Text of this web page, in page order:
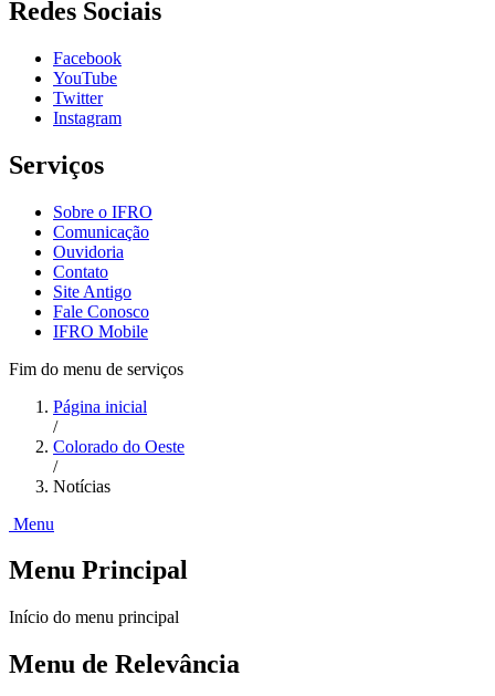
Redes Sociais
Facebook
YouTube
Twitter
Instagram
Serviços
Sobre o IFRO
Comunicação
Ouvidoria
Contato
Site Antigo
Fale Conosco
IFRO Mobile
Fim do menu de serviços
Página inicial
/
Colorado do Oeste
/
Notícias
Menu
Menu Principal
Início do menu principal
Menu de Relevância